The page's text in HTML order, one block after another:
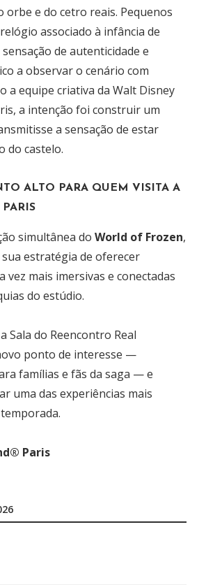
orbe e do cetro reais. Pequenos
associado à infância de
de autenticidade e
a observar o cenário com
a equipe criativa da Walt Disney
a intenção foi construir um
a sensação de estar
do castelo.
ALTO PARA QUEM VISITA A
simultânea do World of Frozen,
estratégia de oferecer
vez mais imersivas e conectadas
do estúdio.
Sala do Reencontro Real
ponto de interesse —
famílias e fãs da saga — e
uma das experiências mais
Paris